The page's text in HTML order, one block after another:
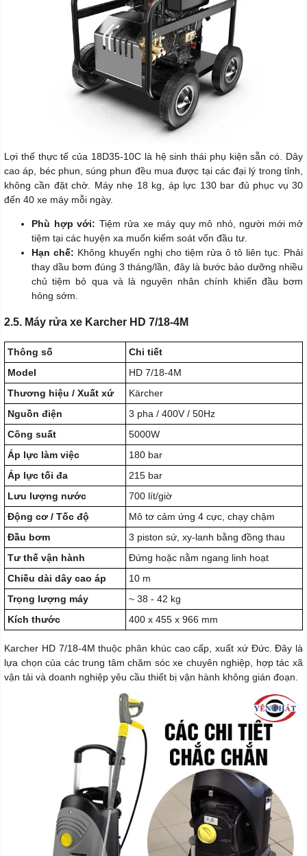
Lợi thế thực tế của 18D35-10C là hệ sinh thái phụ kiện sẵn có. Dây
cao áp, béc phun, súng phun đều mua được tại các đại lý trong tỉnh,
không cần đặt chờ. Máy nhẹ 18 kg, áp lực 130 bar đủ phục vụ 30
đến 40 xe máy mỗi ngày.
Phù hợp với: Tiệm rửa xe máy quy mô nhỏ, người mới mở
tiệm tại các huyện xa muốn kiểm soát vốn đầu tư.
Hạn chế: Không khuyến nghị cho tiệm rửa ô tô liên tục. Phải
thay dầu bơm đúng 3 tháng/lần, đây là bước bảo dưỡng nhiều
chủ tiệm bỏ qua và là nguyên nhân chính khiến đầu bơm
hỏng sớm.
2.5. Máy rửa xe Karcher HD 7/18-4M
Thông số
Chi tiết
Model
HD 7/18-4M
Thương hiệu / Xuất xứ
Kärcher
Nguồn điện
3 pha / 400V / 50Hz
Công suất
5000W
Áp lực làm việc
180 bar
Áp lực tối đa
215 bar
Lưu lượng nước
700 lít/giờ
Động cơ / Tốc độ
Mô tơ cảm ứng 4 cực, chạy chậm
Đầu bơm
3 piston sứ, xy-lanh bằng đồng thau
Tư thế vận hành
Đứng hoặc nằm ngang linh hoạt
Chiều dài dây cao áp
10 m
Trọng lượng máy
~ 38 - 42 kg
Kích thước
400 x 455 x 966 mm
Karcher HD 7/18-4M thuộc phân khúc cao cấp, xuất xứ Đức. Đây là
lựa chọn của các trung tâm chăm sóc xe chuyên nghiệp, hợp tác xã
vận tải và doanh nghiệp yêu cầu thiết bị vận hành không gián đoạn.